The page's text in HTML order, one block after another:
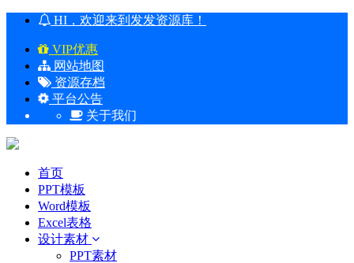
HI，欢迎来到发发资源库！
VIP优惠
网站地图
资源存档
平台公告
关于我们
首页
PPT模板
Word模板
Excel表格
设计素材
PPT素材